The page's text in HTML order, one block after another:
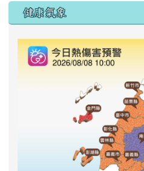
右邊區域內容
健康氣象